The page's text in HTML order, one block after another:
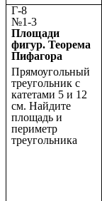
Г-8
№1-3
Площади
фигур. Теорема
Пифагора
Прямоугольный
треугольник с
катетами 5 и 12
см. Найдите
площадь и
периметр
треугольника